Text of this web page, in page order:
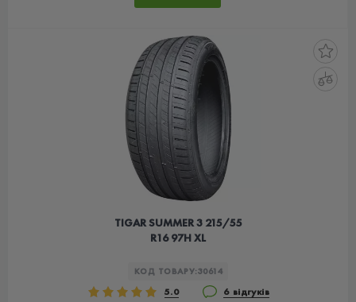
TIGAR SUMMER 3 215/55
R16 97H XL
КОД ТОВАРУ:30614
5.0 6 відгуків